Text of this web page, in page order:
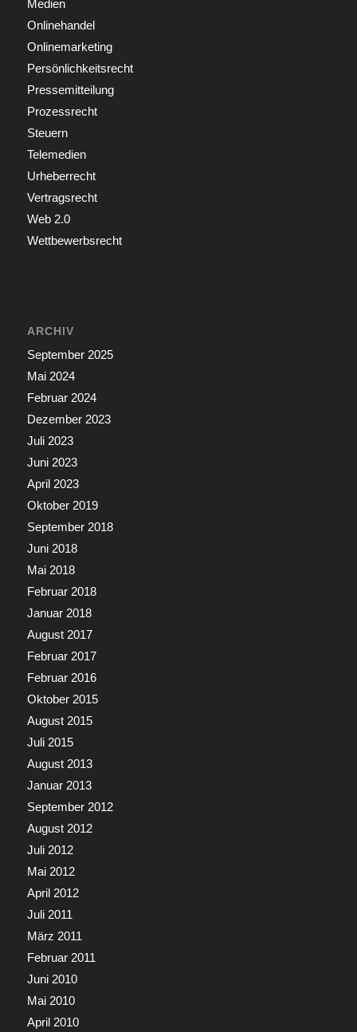
Medien
Onlinehandel
Onlinemarketing
Persönlichkeitsrecht
Pressemitteilung
Prozessrecht
Steuern
Telemedien
Urheberrecht
Vertragsrecht
Web 2.0
Wettbewerbsrecht
ARCHIV
September 2025
Mai 2024
Februar 2024
Dezember 2023
Juli 2023
Juni 2023
April 2023
Oktober 2019
September 2018
Juni 2018
Mai 2018
Februar 2018
Januar 2018
August 2017
Februar 2017
Februar 2016
Oktober 2015
August 2015
Juli 2015
August 2013
Januar 2013
September 2012
August 2012
Juli 2012
Mai 2012
April 2012
Juli 2011
März 2011
Februar 2011
Juni 2010
Mai 2010
April 2010